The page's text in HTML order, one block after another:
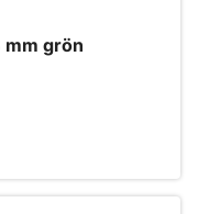
grön